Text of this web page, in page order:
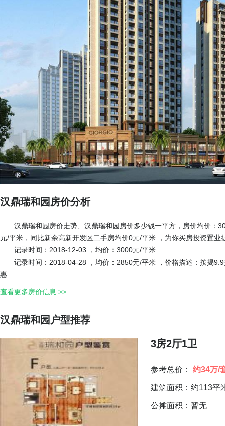
汉鼎瑞和园房价分析
汉鼎瑞和园房价走势、汉鼎瑞和园房价多少钱一平方，房价均价：
元/平米，同比新余高新开发区二手房均价0元/平米 ，为你买房投资置
记录时间：2018-12-03 ，均价：3000元/平米
记录时间：2018-04-28 ，均价：2850元/平米 ，价格描述：按揭
惠
查看更多房价信息 >>
汉鼎瑞和园户型推荐
3房2厅1卫
参考总价： 约34万/
建筑面积：约113平
公摊面积：暂无